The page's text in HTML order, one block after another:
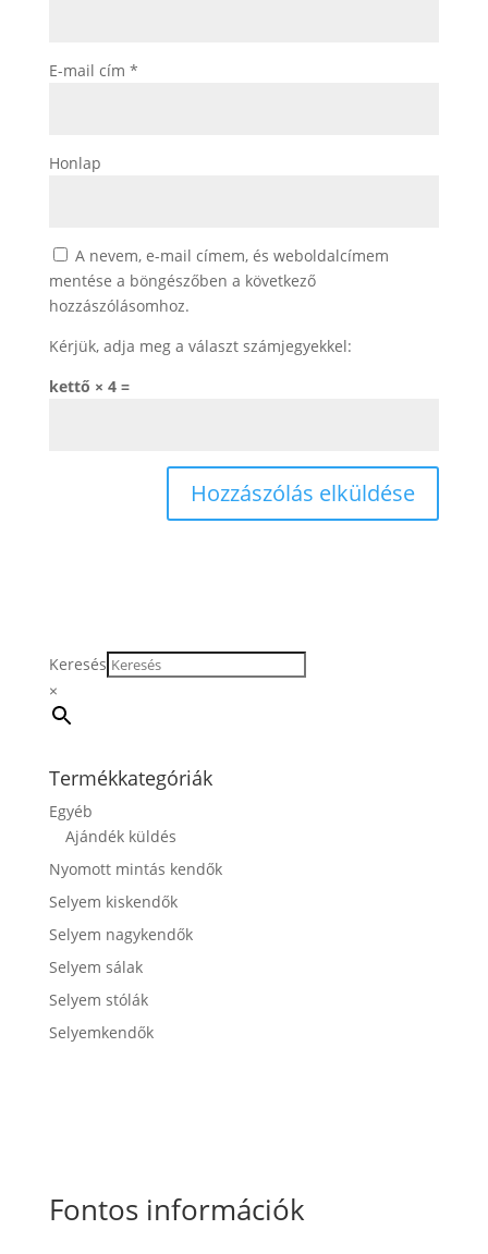
E-mail cím *
Honlap
A nevem, e-mail címem, és weboldalcímem
mentése a böngészőben a következő
hozzászólásomhoz.
Kérjük, adja meg a választ számjegyekkel:
kettő × 4 =
Keresés
×
Termékkategóriák
Egyéb
Ajándék küldés
Nyomott mintás kendők
Selyem kiskendők
Selyem nagykendők
Selyem sálak
Selyem stólák
Selyemkendők
Fontos információk